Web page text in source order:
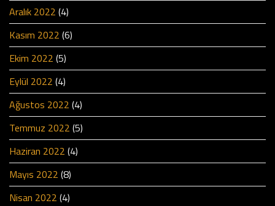
Aralık 2022 (4)
Kasım 2022 (6)
Ekim 2022 (5)
Eylül 2022 (4)
Ağustos 2022 (4)
Temmuz 2022 (5)
Haziran 2022 (4)
Mayıs 2022 (8)
Nisan 2022 (4)